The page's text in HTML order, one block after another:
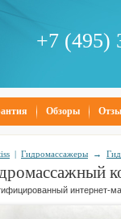
+7 (495)
Обзоры
| Гидромассажеры →
интернет-